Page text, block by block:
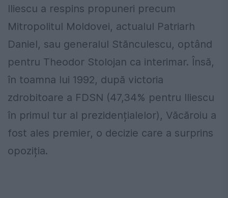
Iliescu a respins propuneri precum
Mitropolitul Moldovei, actualul Patriarh
Daniel, sau generalul Stănculescu, optând
pentru Theodor Stolojan ca interimar. Însă,
în toamna lui 1992, după victoria
zdrobitoare a FDSN (47,34% pentru Iliescu
în primul tur al prezidențialelor), Văcăroiu a
fost ales premier, o decizie care a surprins
opoziția.